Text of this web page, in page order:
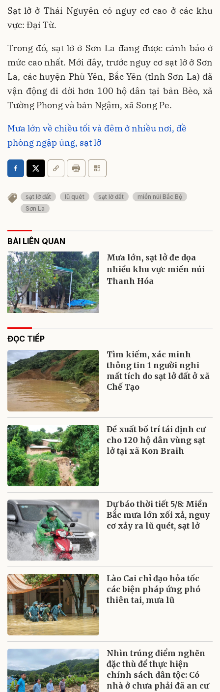
Sạt lở ở Thái Nguyên có nguy cơ cao ở các khu
vực: Đại Từ.
Trong đó, sạt lở ở Sơn La đang được cảnh báo ở
mức cao nhất. Mới đây, trước nguy cơ sạt lở ở Sơn
La, các huyện Phù Yên, Bắc Yên (tỉnh Sơn La) đã
vận động di dời hơn 100 hộ dân tại bản Bèo, xã
Tường Phong và bản Ngậm, xã Song Pe.
Mưa lớn về chiều tối và đêm ở nhiều nơi, đề
phòng ngập úng, sạt lở
sạt lở đất lũ quét sạt lở đất
miền núi Bắc Bộ
Sơn La
BÀI LIÊN QUAN
Mưa lớn, sạt lở đe dọa
nhiều khu vực miền núi
Thanh Hóa
ĐỌC TIẾP
Tìm kiếm, xác minh
thông tin 1 người nghi
mất tích do sạt lở đất ở xã
Chế Tạo
Đề xuất bố trí tái định cư
cho 120 hộ dân vùng sạt
lở tại xã Kon Braih
Dự báo thời tiết 5/8: Miền
Bắc mưa lớn xối xả, nguy
cơ xảy ra lũ quét, sạt lở
Lào Cai chỉ đạo hỏa tốc
các biện pháp ứng phó
thiên tai, mưa lũ
Nhìn trúng điểm nghẽn
đặc thù để thực hiện
chính sách dân tộc: Có
nhà ở chưa phải đã an cư